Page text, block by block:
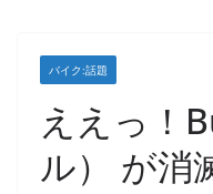
バイク:話題
ええっ！
ル） が消